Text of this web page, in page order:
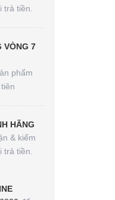
tiền.
VÒNG 7
phẩm
HÃNG
& kiểm
tiền.